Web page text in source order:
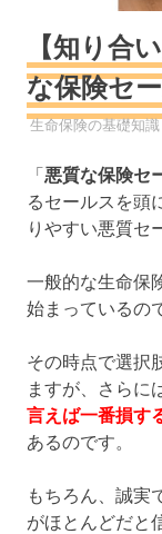
【知り合
な保険セ
生命保険
生命保険の基礎知識
「 悪質な保険セ
るセールスを頭
りやすい悪質セ
一般的な生命保
始まっているの
その時点で選択
ますが、さらに
言えば一番損す
あるのです。
もちろん、誠実
がほとんどだと